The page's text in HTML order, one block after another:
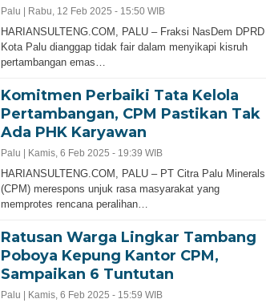
Palu | Rabu, 12 Feb 2025 - 15:50 WIB
HARIANSULTENG.COM, PALU – Fraksi NasDem DPRD
Kota Palu dianggap tidak fair dalam menyikapi kisruh
pertambangan emas…
Komitmen Perbaiki Tata Kelola
Pertambangan, CPM Pastikan Tak
Ada PHK Karyawan
Palu | Kamis, 6 Feb 2025 - 19:39 WIB
HARIANSULTENG.COM, PALU – PT Citra Palu Minerals
(CPM) merespons unjuk rasa masyarakat yang
memprotes rencana peralihan…
Ratusan Warga Lingkar Tambang
Poboya Kepung Kantor CPM,
Sampaikan 6 Tuntutan
Palu | Kamis, 6 Feb 2025 - 15:59 WIB